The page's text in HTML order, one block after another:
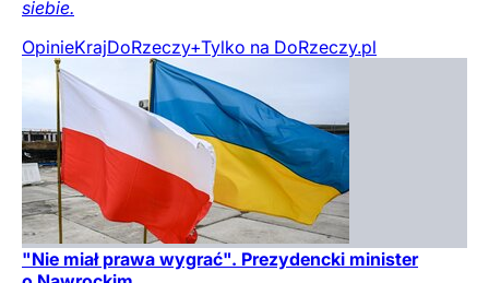
siebie.
OpinieKrajDoRzeczy+Tylko na DoRzeczy.pl
"Nie miał prawa wygrać". Prezydencki minister